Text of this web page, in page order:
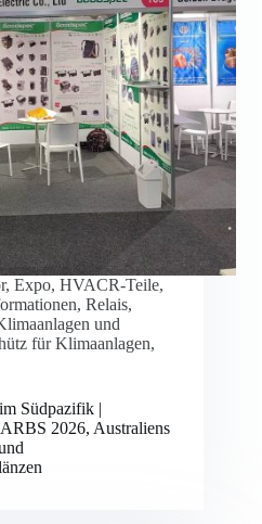
, Expo, HVACR-Teile,
, Relais,
und
für Klimaanlagen,
Südpazifik |
2026, Australiens